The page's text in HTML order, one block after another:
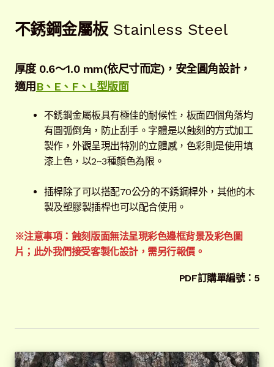
不銹鋼金屬板Stainless Steel
厚度 0.6～1.0 mm(依尺寸而定) ，安全圓角設計，
適用 B、E、F、L型版面
不銹鋼金屬板具有極佳的耐候性，板面四個角落均
有圓弧倒角，防止刮手。字體是以蝕刻的方式加工
製作，外觀呈現出特別的立體感，色彩則是使用填
漆上色，以2~3種顏色為限。
插桿除了可以搭配70公分的不銹鋼桿外，其他的木
製及塑膠製插桿也可以配合使用。
※注意事項：蝕刻版面無法呈現彩色邊框背景及彩色圖
片；此外我們接受客製化設計，需另行報價。
PDF訂購單編號：5